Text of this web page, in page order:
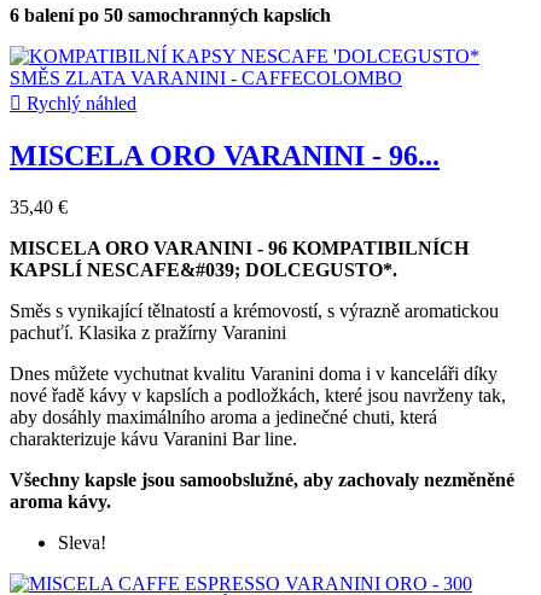
6 balení po 50 samochranných kapslích
 Rychlý náhled
MISCELA ORO VARANINI - 96...
35,40 €
MISCELA ORO VARANINI - 96 KOMPATIBILNÍCH
KAPSLÍ NESCAFE&#039; DOLCEGUSTO*.
Směs s vynikající tělnatostí a krémovostí, s výrazně aromatickou
pachuťí. Klasika z pražírny Varanini
Dnes můžete vychutnat kvalitu Varanini doma i v kanceláři díky
nové řadě kávy v kapslích a podložkách, které jsou navrženy tak,
aby dosáhly maximálního aroma a jedinečné chuti, která
charakterizuje kávu Varanini Bar line.
Všechny kapsle jsou samoobslužné, aby zachovaly nezměněné
aroma kávy.
Sleva!